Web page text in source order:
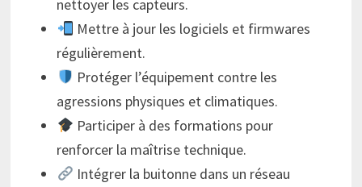
nettoyer les capteurs.
Mettre à jour les logiciels et firmwares
régulièrement.
Protéger l’équipement contre les
agressions physiques et climatiques.
Participer à des formations pour
renforcer la maîtrise technique.
Intégrer la buitonne dans un réseau